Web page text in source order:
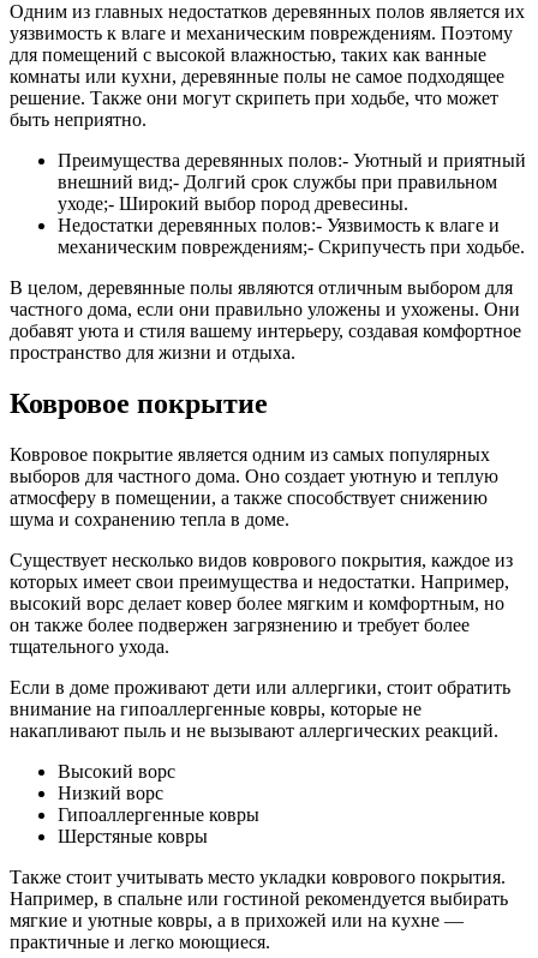
Одним из главных недостатков деревянных полов является их
уязвимость к влаге и механическим повреждениям. Поэтому
для помещений с высокой влажностью, таких как ванные
комнаты или кухни, деревянные полы не самое подходящее
решение. Также они могут скрипеть при ходьбе, что может
быть неприятно.
Преимущества деревянных полов:- Уютный и приятный
внешний вид;- Долгий срок службы при правильном
уходе;- Широкий выбор пород древесины.
Недостатки деревянных полов:- Уязвимость к влаге и
механическим повреждениям;- Скрипучесть при ходьбе.
В целом, деревянные полы являются отличным выбором для
частного дома, если они правильно уложены и ухожены. Они
добавят уюта и стиля вашему интерьеру, создавая комфортное
пространство для жизни и отдыха.
Ковровое покрытие
Ковровое покрытие является одним из самых популярных
выборов для частного дома. Оно создает уютную и теплую
атмосферу в помещении, а также способствует снижению
шума и сохранению тепла в доме.
Существует несколько видов коврового покрытия, каждое из
которых имеет свои преимущества и недостатки. Например,
высокий ворс делает ковер более мягким и комфортным, но
он также более подвержен загрязнению и требует более
тщательного ухода.
Если в доме проживают дети или аллергики, стоит обратить
внимание на гипоаллергенные ковры, которые не
накапливают пыль и не вызывают аллергических реакций.
Высокий ворс
Низкий ворс
Гипоаллергенные ковры
Шерстяные ковры
Также стоит учитывать место укладки коврового покрытия.
Например, в спальне или гостиной рекомендуется выбирать
мягкие и уютные ковры, а в прихожей или на кухне —
практичные и легко моющиеся.